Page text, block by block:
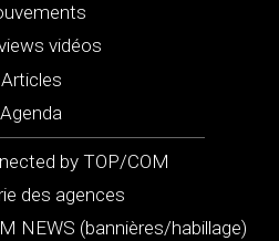
vidéos
Articles
Agenda
by TOP/COM
des agences
NEWS (bannières/habillage)